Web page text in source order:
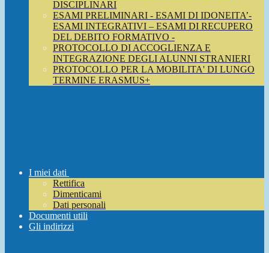
DISCIPLINARI
ESAMI PRELIMINARI - ESAMI DI IDONEITA’-
ESAMI INTEGRATIVI – ESAMI DI RECUPERO
DEL DEBITO FORMATIVO -
PROTOCOLLO DI ACCOGLIENZA E
INTEGRAZIONE DEGLI ALUNNI STRANIERI
PROTOCOLLO PER LA MOBILITA' DI LUNGO
TERMINE ERASMUS+
I miei dati
Rettifica
Dimenticami
Dati personali
Documenti utili
Gli indirizzi